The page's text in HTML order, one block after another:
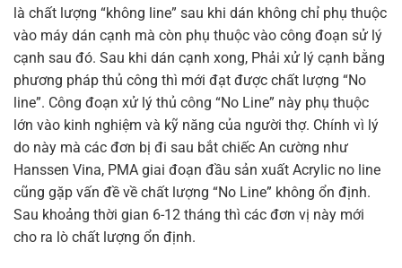
là chất lượng “không line” sau khi dán không chỉ phụ thuộc
vào máy dán cạnh mà còn phụ thuộc vào công đoạn sử lý
cạnh sau đó. Sau khi dán cạnh xong, Phải xử lý cạnh bằng
phương pháp thủ công thì mới đạt được chất lượng “No
line”. Công đoạn xử lý thủ công “No Line” này phụ thuộc
lớn vào kinh nghiệm và kỹ năng của người thợ. Chính vì lý
do này mà các đơn bị đi sau bắt chiếc An cường như
Hanssen Vina, PMA giai đoạn đầu sản xuất Acrylic no line
cũng gặp vấn đề về chất lượng “No Line” không ổn định.
Sau khoảng thời gian 6-12 tháng thì các đơn vị này mới
cho ra lò chất lượng ổn định.